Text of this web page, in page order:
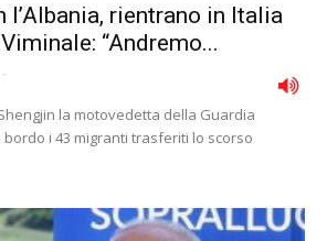
rientrano in Italia
“Andremo...
-
la motovedetta della Guardia
i 43 migranti trasferiti lo scorso